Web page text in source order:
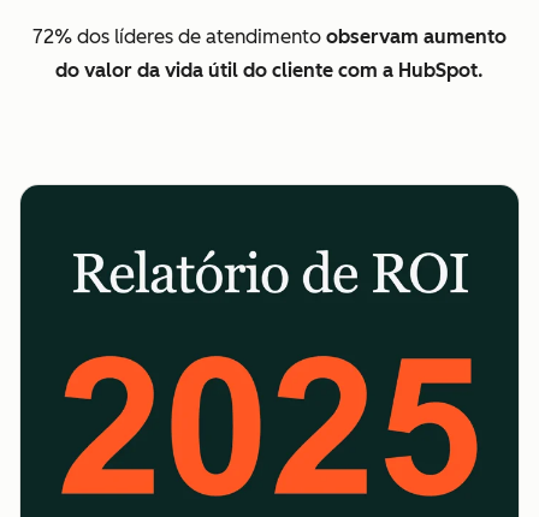
72% dos líderes de atendimento observam aumento
do valor da vida útil do cliente com a HubSpot.